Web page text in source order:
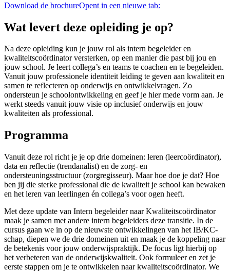
Download de brochureOpent in een nieuwe tab:
Wat levert deze opleiding je op?
Na deze opleiding kun je jouw rol als intern begeleider en
kwaliteitscoördinator versterken, op een manier die past bij jou en
jouw school. Je leert collega’s en teams te coachen en te begeleiden.
Vanuit jouw professionele identiteit leiding te geven aan kwaliteit en
samen te reflecteren op onderwijs en ontwikkelvragen. Zo
ondersteun je schoolontwikkeling en geef je hier mede vorm aan. Je
werkt steeds vanuit jouw visie op inclusief onderwijs en jouw
kwaliteiten als professional.
Programma
Vanuit deze rol richt je je op drie domeinen: leren (leercoördinator),
data en reflectie (trendanalist) en de zorg- en
ondersteuningsstructuur (zorgregisseur). Maar hoe doe je dat? Hoe
ben jij die sterke professional die de kwaliteit je school kan bewaken
en het leren van leerlingen én collega’s voor ogen heeft.
Met deze update van Intern begeleider naar Kwaliteitscoördinator
maak je samen met andere intern begeleiders deze transitie. In de
cursus gaan we in op de nieuwste ontwikkelingen van het IB/KC-
schap, diepen we de drie domeinen uit en maak je de koppeling naar
de betekenis voor jouw onderwijspraktijk. De focus ligt hierbij op
het verbeteren van de onderwijskwaliteit. Ook formuleer en zet je
eerste stappen om je te ontwikkelen naar kwaliteitscoördinator. We